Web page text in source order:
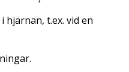
hjärnan, t.ex. vid en